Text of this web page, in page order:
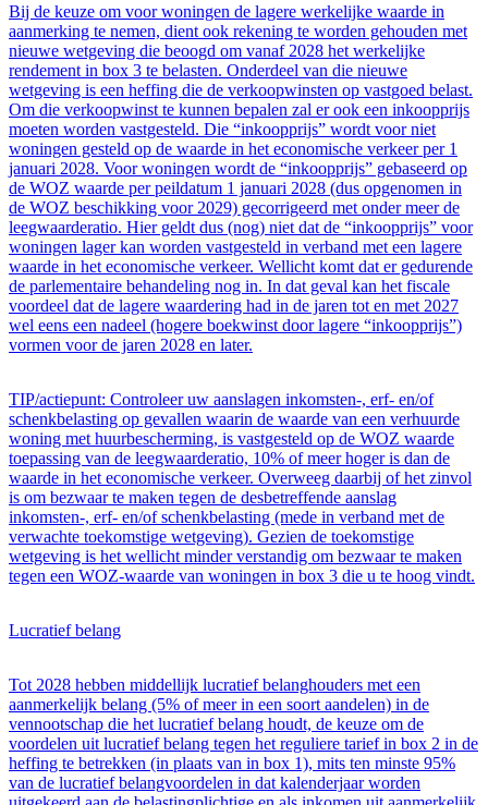
Bij de keuze om voor woningen de lagere werkelijke waarde in
aanmerking te nemen, dient ook rekening te worden gehouden met
nieuwe wetgeving die beoogd om vanaf 2028 het werkelijke
rendement in box 3 te belasten. Onderdeel van die nieuwe
wetgeving is een heffing die de verkoopwinsten op vastgoed belast.
Om die verkoopwinst te kunnen bepalen zal er ook een inkoopprijs
moeten worden vastgesteld. Die “inkoopprijs” wordt voor niet
woningen gesteld op de waarde in het economische verkeer per 1
januari 2028. Voor woningen wordt de “inkoopprijs” gebaseerd op
de WOZ waarde per peildatum 1 januari 2028 (dus opgenomen in
de WOZ beschikking voor 2029) gecorrigeerd met onder meer de
leegwaarderatio. Hier geldt dus (nog) niet dat de “inkoopprijs” voor
woningen lager kan worden vastgesteld in verband met een lagere
waarde in het economische verkeer. Wellicht komt dat er gedurende
de parlementaire behandeling nog in. In dat geval kan het fiscale
voordeel dat de lagere waardering had in de jaren tot en met 2027
wel eens een nadeel (hogere boekwinst door lagere “inkoopprijs”)
vormen voor de jaren 2028 en later.
TIP/actiepunt: Controleer uw aanslagen inkomsten-, erf- en/of
schenkbelasting op gevallen waarin de waarde van een verhuurde
woning met huurbescherming, is vastgesteld op de WOZ waarde
toepassing van de leegwaarderatio, 10% of meer hoger is dan de
waarde in het economische verkeer. Overweeg daarbij of het zinvol
is om bezwaar te maken tegen de desbetreffende aanslag
inkomsten-, erf- en/of schenkbelasting (mede in verband met de
verwachte toekomstige wetgeving). Gezien de toekomstige
wetgeving is het wellicht minder verstandig om bezwaar te maken
tegen een WOZ-waarde van woningen in box 3 die u te hoog vindt.
Lucratief belang
Tot 2028 hebben middellijk lucratief belanghouders met een
aanmerkelijk belang (5% of meer in een soort aandelen) in de
vennootschap die het lucratief belang houdt, de keuze om de
voordelen uit lucratief belang tegen het reguliere tarief in box 2 in de
heffing te betrekken (in plaats van in box 1), mits ten minste 95%
van de lucratief belangvoordelen in dat kalenderjaar worden